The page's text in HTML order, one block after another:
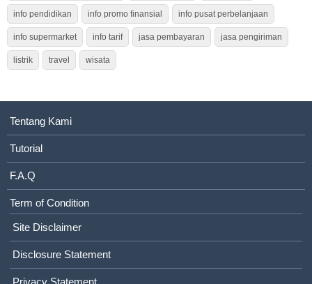
info pendidikan info promo finansial info pusat perbelanjaan
info supermarket info tarif jasa pembayaran jasa pengiriman
listrik travel wisata
Tentang Kami
Tutorial
F.A.Q
Term of Condition
Site Disclaimer
Disclosure Statement
Privacy Statement